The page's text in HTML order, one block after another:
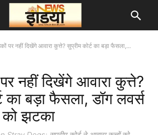
पर नहीं दिखेंगे आवारा कुत्ते? सुप्रीम कोर्ट का बड़ा फैसला,...
नहीं दिखेंगे आवारा कुत्ते?
का बड़ा फैसला, डॉग लवर्स
झटका